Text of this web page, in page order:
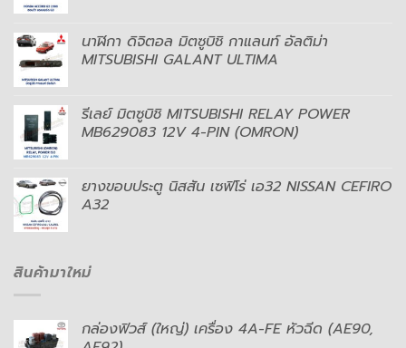
นาฬิกา ดิจิตอล มิตซูบิชิ กาแลนท์ อัลติม่า
MITSUBISHI GALANT ULTIMA
รีเลย์ มิตซูบิชิ MITSUBISHI RELAY POWER
MB629083 12V 4-PIN (OMRON)
ยางขอบประตู นิสสัน เซฟิโร่ เอ32 NISSAN CEFIRO
A32
สินค้ามาใหม่
กล่องฟิวส์ (ใหญ่) เครื่อง 4A-FE หัวฉีด (AE90,